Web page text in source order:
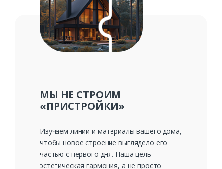
МЫ НЕ СТРОИМ
«ПРИСТРОЙКИ»
Изучаем линии и материалы вашего дома,
чтобы новое строение выглядело его
частью с первого дня. Наша цель —
эстетическая гармония, а не просто